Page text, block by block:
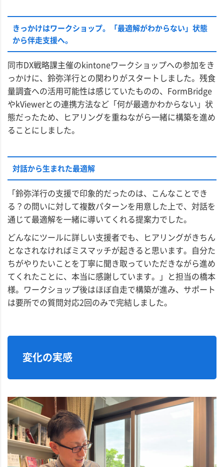
きっかけはワークショップ。「最適解がわからない」状態
から伴走支援へ。
同市DX戦略課主催のkintoneワークショップへの参加をき
っかけに、鈴弥洋行との関わりがスタートしました。残食
量調査への活用可能性は感じていたものの、FormBridge
やkViewerとの連携方法など「何が最適かわからない」状
態だったため、ヒアリングを重ねながら一緒に構築を進め
ることにしました。
対話から生まれた最適解
「鈴弥洋行の支援で印象的だったのは、こんなことでき
る？の問いに対して複数パターンを用意した上で、対話を
通じて最適解を一緒に導いてくれる提案力でした。
どんなにツールに詳しい支援者でも、ヒアリングがきちん
となされなければミスマッチが起きると思います。自分た
ちがやりたいことを丁寧に聞き取っていただきながら進め
てくれたことに、本当に感謝しています。」と担当の橋本
様。ワークショップ後はほぼ自走で構築が進み、サポート
は要所での質問対応2回のみで完結しました。
変化の実感